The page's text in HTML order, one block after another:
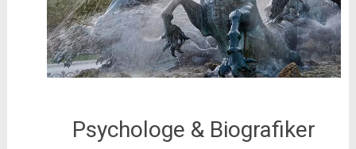
Psychologe & Biografiker